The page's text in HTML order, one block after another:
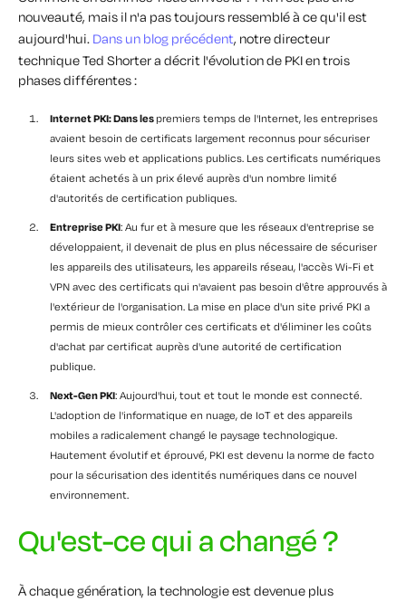
nouveauté, mais il n'a pas toujours ressemblé à ce qu'il est
aujourd'hui. Dans un blog précédent, notre directeur
technique Ted Shorter a décrit l'évolution de PKI en trois
phases différentes :
Internet PKI: Dans lespremiers temps de l'Internet, les entreprises
avaient besoin de certificats largement reconnus pour sécuriser
leurs sites web et applications publics. Les certificats numériques
étaient achetés à un prix élevé auprès d'un nombre limité
d'autorités de certification publiques.
Entreprise PKI: Au fur et à mesure que les réseaux d'entreprise se
développaient, il devenait de plus en plus nécessaire de sécuriser
les appareils des utilisateurs, les appareils réseau, l'accès Wi-Fi et
VPN avec des certificats qui n'avaient pas besoin d'être approuvés à
l'extérieur de l'organisation. La mise en place d'un site privé PKI a
permis de mieux contrôler ces certificats et d'éliminer les coûts
d'achat par certificat auprès d'une autorité de certification
publique.
Next-Gen PKI: Aujourd'hui, tout et tout le monde est connecté.
L'adoption de l'informatique en nuage, de IoT et des appareils
mobiles a radicalement changé le paysage technologique.
Hautement évolutif et éprouvé, PKI est devenu la norme de facto
pour la sécurisation des identités numériques dans ce nouvel
environnement.
Qu'est-ce qui a changé ?
À chaque génération, la technologie est devenue plus